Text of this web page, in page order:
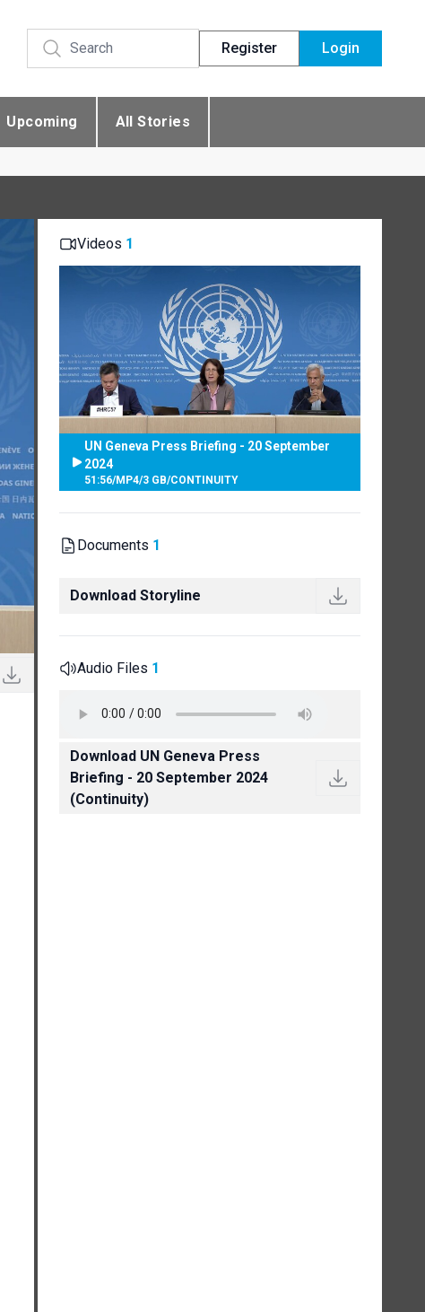
Register Login
Upcoming All Stories
Videos 1
UN Geneva Press Briefing - 20 September
2024
51:56/MP4/3 GB/CONTINUITY
Documents 1
Download Storyline
Audio Files 1
Download UN Geneva Press
Briefing - 20 September 2024
(Continuity)